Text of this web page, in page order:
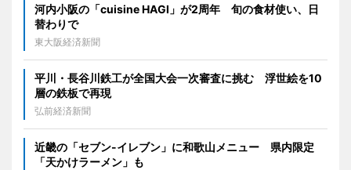
河内小阪の「cuisine HAGI」が2周年 旬の食材使い、日
替わりで
東大阪経済新聞
平川・長谷川鉄工が全国大会一次審査に挑む 浮世絵を10
層の鉄板で再現
弘前経済新聞
近畿の「セブン-イレブン」に和歌山メニュー 県内限定
「天かけラーメン」も